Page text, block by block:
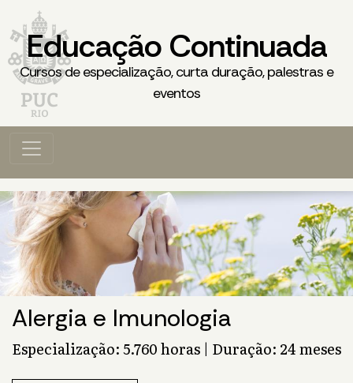
Educação Continuada
Cursos de especialização, curta duração, palestras e
eventos
Alergia e Imunologia
Especialização: 5.760 horas | Duração: 24 meses